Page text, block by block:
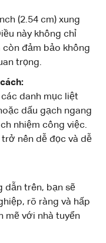
(2.54 cm) xung
này không chỉ
đảm bảo không
trọng.
danh mục liệt
dấu gạch ngang
nhiệm công việc.
nên dễ đọc và dễ
dẫn trên, bạn sẽ
rõ ràng và hấp
mẽ với nhà tuyển